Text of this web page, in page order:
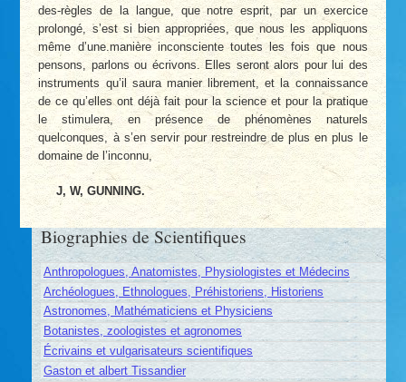
des-règles de la langue, que notre esprit, par un exercice
prolongé, s’est si bien appropriées, que nous les appliquons
même d’une.manière inconsciente toutes les fois que nous
pensons, parlons ou écrivons. Elles seront alors pour lui des
instruments qu’il saura manier librement, et la connaissance
de ce qu’elles ont déjà fait pour la science et pour la pratique
le stimulera, en présence de phénomènes naturels
quelconques, à s’en servir pour restreindre de plus en plus le
domaine de l’inconnu,
J, W, GUNNING.
Biographies de Scientifiques
Anthropologues, Anatomistes, Physiologistes et Médecins
Archéologues, Ethnologues, Préhistoriens, Historiens
Astronomes, Mathématiciens et Physiciens
Botanistes, zoologistes et agronomes
Écrivains et vulgarisateurs scientifiques
Gaston et albert Tissandier